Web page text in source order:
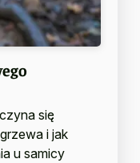
się
i jak
u samicy